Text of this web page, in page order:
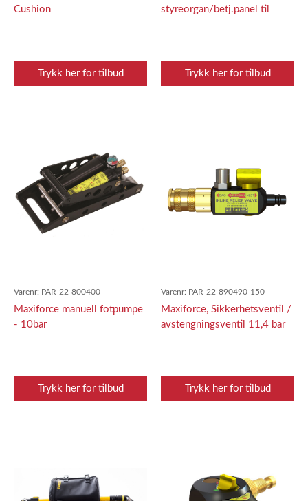
Cushion
Trykk her for tilbud
styreorgan/betj.panel til
Trykk her for tilbud
Varenr: PAR-22-800400
Maxiforce manuell fotpumpe
- 10bar
Trykk her for tilbud
Varenr: PAR-22-890490-150
Maxiforce, Sikkerhetsventil /
avstengningsventil 11,4 bar
Trykk her for tilbud